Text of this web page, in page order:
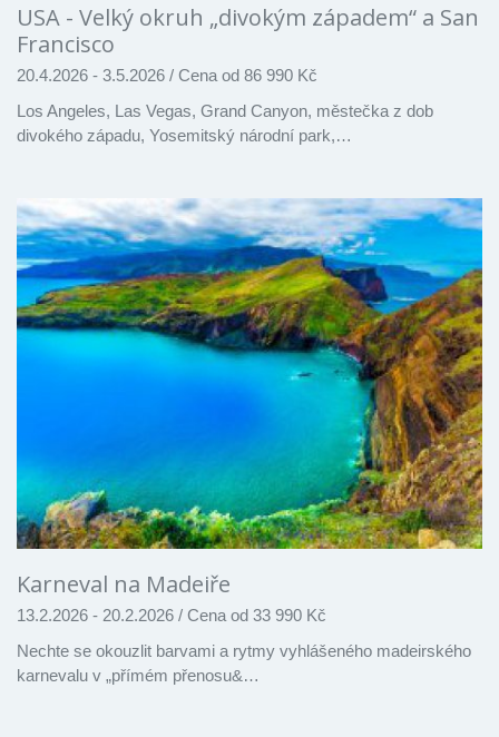
USA - Velký okruh „divokým západem“ a San
Francisco
20.4.2026 - 3.5.2026 / Cena od 86 990 Kč
Los Angeles, Las Vegas, Grand Canyon, městečka z dob
divokého západu, Yosemitský národní park,…
Karneval na Madeiře
13.2.2026 - 20.2.2026 / Cena od 33 990 Kč
Nechte se okouzlit barvami a rytmy vyhlášeného madeirského
karnevalu v „přímém přenosu&…